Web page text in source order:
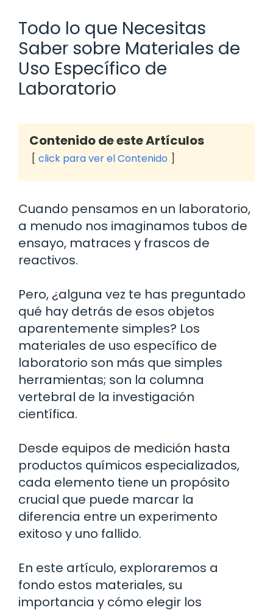
Todo lo que Necesitas
Saber sobre Materiales de
Uso Específico de
Laboratorio
Contenido de este Artículos
click para ver el Contenido
Cuando pensamos en un laboratorio,
a menudo nos imaginamos tubos de
ensayo, matraces y frascos de
reactivos.
Pero, ¿alguna vez te has preguntado
qué hay detrás de esos objetos
aparentemente simples? Los
materiales de uso específico de
laboratorio son más que simples
herramientas; son la columna
vertebral de la investigación
científica.
Desde equipos de medición hasta
productos químicos especializados,
cada elemento tiene un propósito
crucial que puede marcar la
diferencia entre un experimento
exitoso y uno fallido.
En este artículo, exploraremos a
fondo estos materiales, su
importancia y cómo elegir los